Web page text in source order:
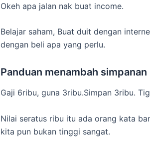
Okeh apa jalan nak buat income.
Belajar saham, Buat duit dengan
dengan beli apa yang perlu.
Panduan menambah
Gaji 6ribu, guna 3ribu.Simpan 3ribu.
Nilai seratus ribu itu ada orang kata
kita pun bukan tinggi sangat.